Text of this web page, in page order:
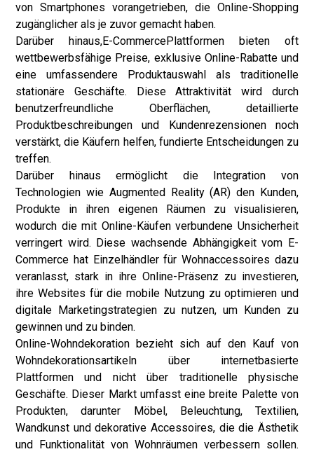
von Smartphones vorangetrieben, die Online-Shopping
zugänglicher als je zuvor gemacht haben.
Darüber hinaus,E-CommercePlattformen bieten oft
wettbewerbsfähige Preise, exklusive Online-Rabatte und
eine umfassendere Produktauswahl als traditionelle
stationäre Geschäfte. Diese Attraktivität wird durch
benutzerfreundliche Oberflächen, detaillierte
Produktbeschreibungen und Kundenrezensionen noch
verstärkt, die Käufern helfen, fundierte Entscheidungen zu
treffen.
Darüber hinaus ermöglicht die Integration von
Technologien wie Augmented Reality (AR) den Kunden,
Produkte in ihren eigenen Räumen zu visualisieren,
wodurch die mit Online-Käufen verbundene Unsicherheit
verringert wird. Diese wachsende Abhängigkeit vom E-
Commerce hat Einzelhändler für Wohnaccessoires dazu
veranlasst, stark in ihre Online-Präsenz zu investieren,
ihre Websites für die mobile Nutzung zu optimieren und
digitale Marketingstrategien zu nutzen, um Kunden zu
gewinnen und zu binden.
Online-Wohndekoration bezieht sich auf den Kauf von
Wohndekorationsartikeln über internetbasierte
Plattformen und nicht über traditionelle physische
Geschäfte. Dieser Markt umfasst eine breite Palette von
Produkten, darunter Möbel, Beleuchtung, Textilien,
Wandkunst und dekorative Accessoires, die die Ästhetik
und Funktionalität von Wohnräumen verbessern sollen.